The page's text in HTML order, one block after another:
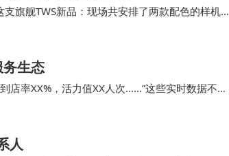
旗舰TWS新品：现场共安排了两款配色的样机供
、质感非凡。 虽说…
生态
店率XX%，活力值XX人次……”这些实时数据不仅
振奋的是，“智慧…
人